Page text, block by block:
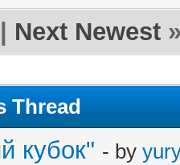
Next Newest
Thread
кубок" - by